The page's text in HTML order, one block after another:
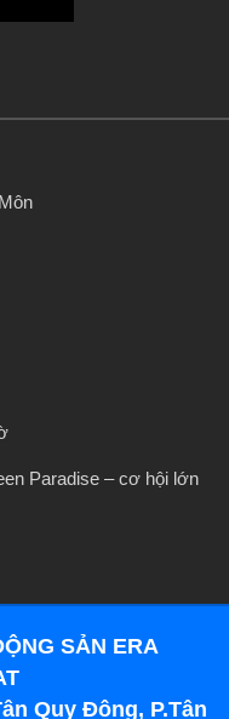
Paradise – cơ hội lớn
SẢN ERA
Quy Đông, P.Tân